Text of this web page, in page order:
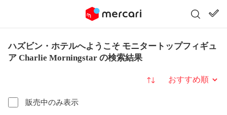
ハズビン・ホテルへようこそ モニタートップフィギュ
ア Charlie Morningstar の検索結果
販売中のみ表示
並び替え